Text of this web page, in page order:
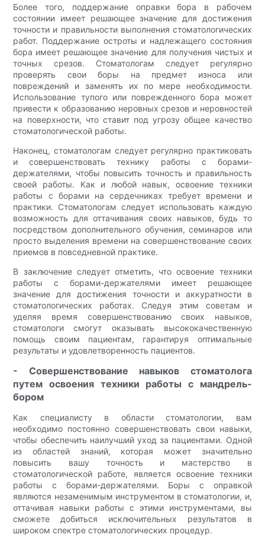
Более того, поддержание оправки бора в рабочем
состоянии имеет решающее значение для достижения
точности и правильности выполнения стоматологических
работ. Поддержание остроты и надлежащего состояния
бора имеет решающее значение для получения чистых и
точных срезов. Стоматологам следует регулярно
проверять свои боры на предмет износа или
повреждений и заменять их по мере необходимости.
Использование тупого или поврежденного бора может
привести к образованию неровных срезов и неровностей
на поверхности, что ставит под угрозу общее качество
стоматологической работы.
Наконец, стоматологам следует регулярно практиковать
и совершенствовать технику работы с борами-
держателями, чтобы повысить точность и правильность
своей работы. Как и любой навык, освоение техники
работы с борами на сердечниках требует времени и
практики. Стоматологам следует использовать каждую
возможность для оттачивания своих навыков, будь то
посредством дополнительного обучения, семинаров или
просто выделения времени на совершенствование своих
приемов в повседневной практике.
В заключение следует отметить, что освоение техники
работы с борами-держателями имеет решающее
значение для достижения точности и аккуратности в
стоматологических работах. Следуя этим советам и
уделяя время совершенствованию своих навыков,
стоматологи смогут оказывать высококачественную
помощь своим пациентам, гарантируя оптимальные
результаты и удовлетворенность пациентов.
- Совершенствование навыков стоматолога
путем освоения техники работы с мандрель-
бором
Как специалисту в области стоматологии, вам
необходимо постоянно совершенствовать свои навыки,
чтобы обеспечить наилучший уход за пациентами. Одной
из областей знаний, которая может значительно
повысить вашу точность и мастерство в
стоматологической работе, является освоение техники
работы с борами-держателями. Боры с оправкой
являются незаменимым инструментом в стоматологии, и,
оттачивая навыки работы с этими инструментами, вы
сможете добиться исключительных результатов в
широком спектре стоматологических процедур.